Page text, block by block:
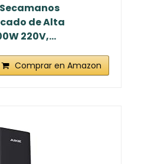
de Alta
220V,...
Comprar en Amazon